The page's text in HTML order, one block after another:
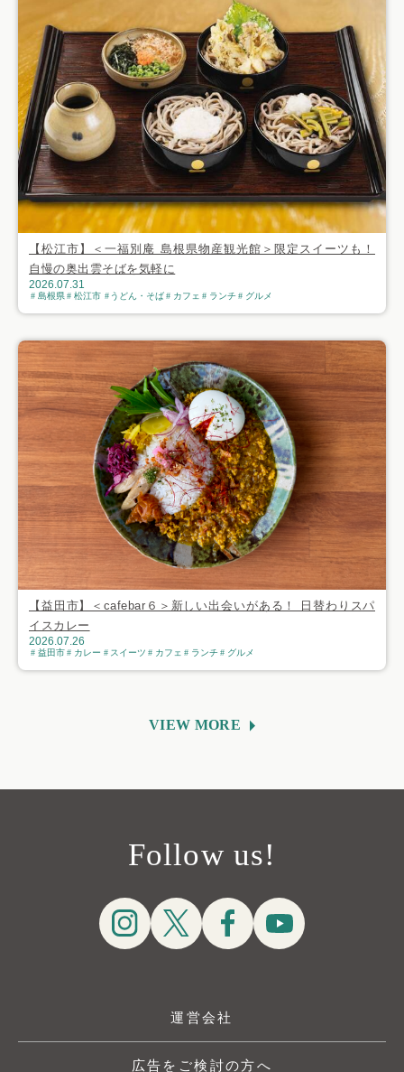
【松江市】＜一福別庵 島根県物産観光館＞限定スイーツも！
自慢の奥出雲そばを気軽に
2026.07.31
島根県 松江市 うどん・そば カフェ ランチ グルメ
【益田市】＜cafebar６＞新しい出会いがある！ 日替わりスパ
イスカレー
2026.07.26
益田市 カレー スイーツ カフェ ランチ グルメ
VIEW MORE
Follow us!
運営会社
広告をご検討の方へ